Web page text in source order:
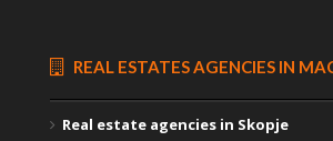
REAL ESTATES AGENCIES IN
Real estate agencies in Skopje